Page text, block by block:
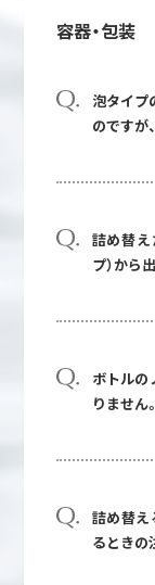
容器・包装
泡タイプ
のですが
詰め替
プ）から
ボトルの
りません。
詰め替え
るときの